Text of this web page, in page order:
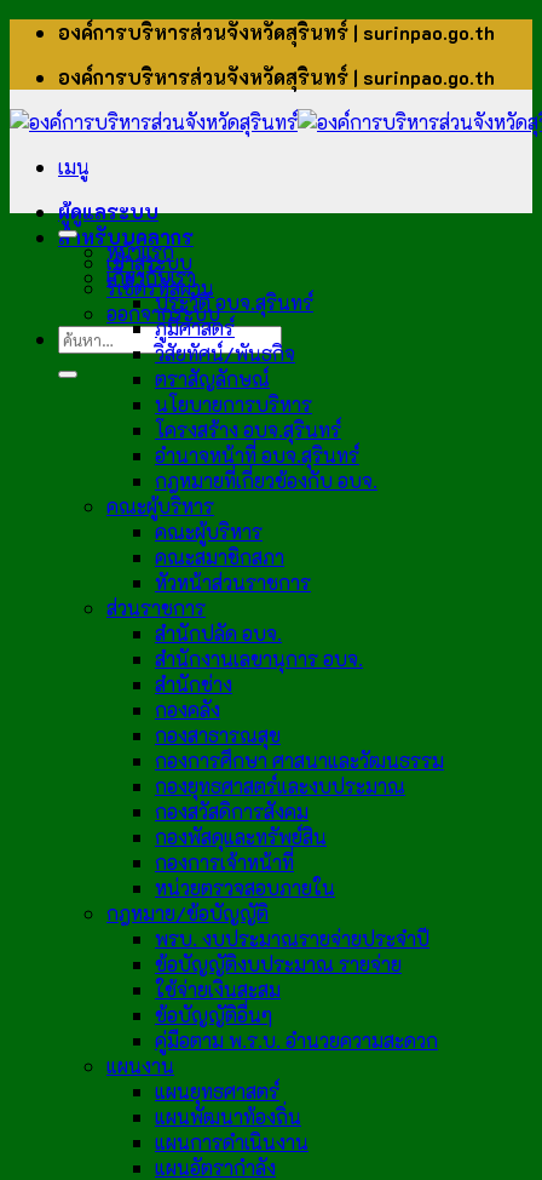
ข้าม
เนื้อหา
องค์การบริหารส่วนจังหวัดสุรินทร์ | surinpao.go.th
องค์การบริหารส่วนจังหวัดสุรินทร์ | surinpao.go.th
เมนู
ผู้ดูแลระบบ
สำหรับบุคลากร
เข้าสู่ระบบ
รีเซ็ตรหัสผ่าน
ออกจากระบบ
หน้าแรก
เกี่ยวกับเรา
ประวัติ อบจ.สุรินทร์
ภูมิศาสตร์
วิสัยทัศน์/พันธกิจ
ตราสัญลักษณ์
นโยบายการบริหาร
โครงสร้าง อบจ.สุรินทร์
อำนาจหน้าที่ อบจ.สุรินทร์
กฎหมายที่เกี่ยวข้องกับ อบจ.
คณะผู้บริหาร
คณะผู้บริหาร
คณะสมาชิกสภา
หัวหน้าส่วนราชการ
ส่วนราชการ
สำนักปลัด อบจ.
สำนักงานเลขานุการ อบจ.
สำนักช่าง
กองคลัง
กองสาธารณสุข
กองการศึกษา ศาสนาและวัฒนธรรม
กองยุทธศาสตร์และงบประมาณ
กองสวัสดิการสังคม
กองพัสดุและทรัพย์สิน
กองการเจ้าหน้าที่
หน่วยตรวจสอบภายใน
กฎหมาย/ข้อบัญญัติ
พรบ. งบประมาณรายจ่ายประจำปี
ข้อบัญญัติงบประมาณ รายจ่าย
ใช้จ่ายเงินสะสม
ข้อบัญญัติอื่นๆ
คู่มือตาม พ.ร.บ. อำนวยความสะดวก
แผนงาน
แผนยุทธศาสตร์
แผนพัฒนาท้องถิ่น
แผนการดำเนินงาน
แผนอัตรากำลัง